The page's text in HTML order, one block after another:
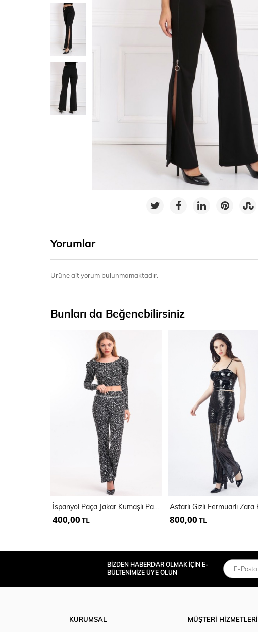
Yorumlar
Ürüne ait yorum bulunmamaktadır.
Bunları da Beğenebilirsiniz
İspanyol Paça Jakar Kumaşlı Pantolon
400,00 TL 800,00 TL
BİZDEN HABERDAR OLMAK İÇİN E-
BÜLTENİMİZE ÜYE OLUN
KURUMSAL
MÜŞTERİ HİZMETLERİ